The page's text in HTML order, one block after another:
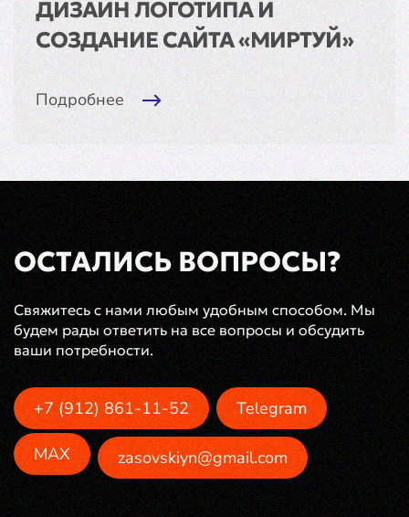
ДИЗАЙН ЛОГОТИПА И
СОЗДАНИЕ САЙТА «МИРТУЙ»
Подробнее
ОСТАЛИСЬ ВОПРОСЫ?
Свяжитесь с нами любым удобным способом. Мы
будем рады ответить на все вопросы и обсудить
ваши потребности.
+7 (912) 861-11-52 Telegram
MAX zasovskiyn@gmail.com